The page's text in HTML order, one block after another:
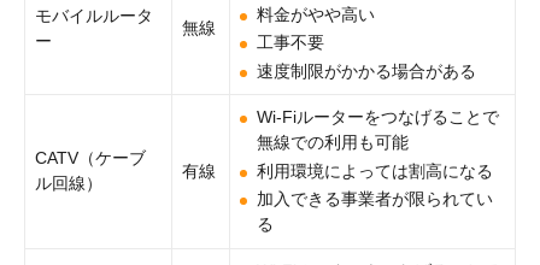
モバイルルータ
ー
無線
料金がやや高い
工事不要
速度制限がかかる場合がある
CATV（ケーブ
ル回線）
有線
Wi-Fiルーターをつなげることで
無線での利用も可能
利用環境によっては割高になる
加入できる事業者が限られてい
る